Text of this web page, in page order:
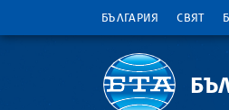
БЪЛГАРИЯ СВЯТ